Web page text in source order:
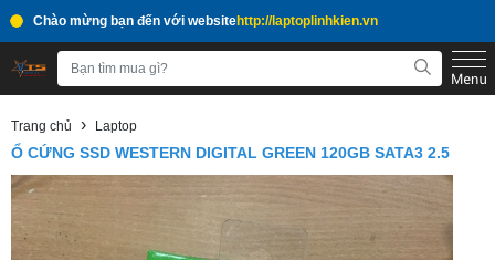
Chào mừng bạn đến với websitehttp://laptoplinhkien.vn
Trang chủ › Laptop
Ổ CỨNG SSD WESTERN DIGITAL GREEN 120GB SATA3 2.5